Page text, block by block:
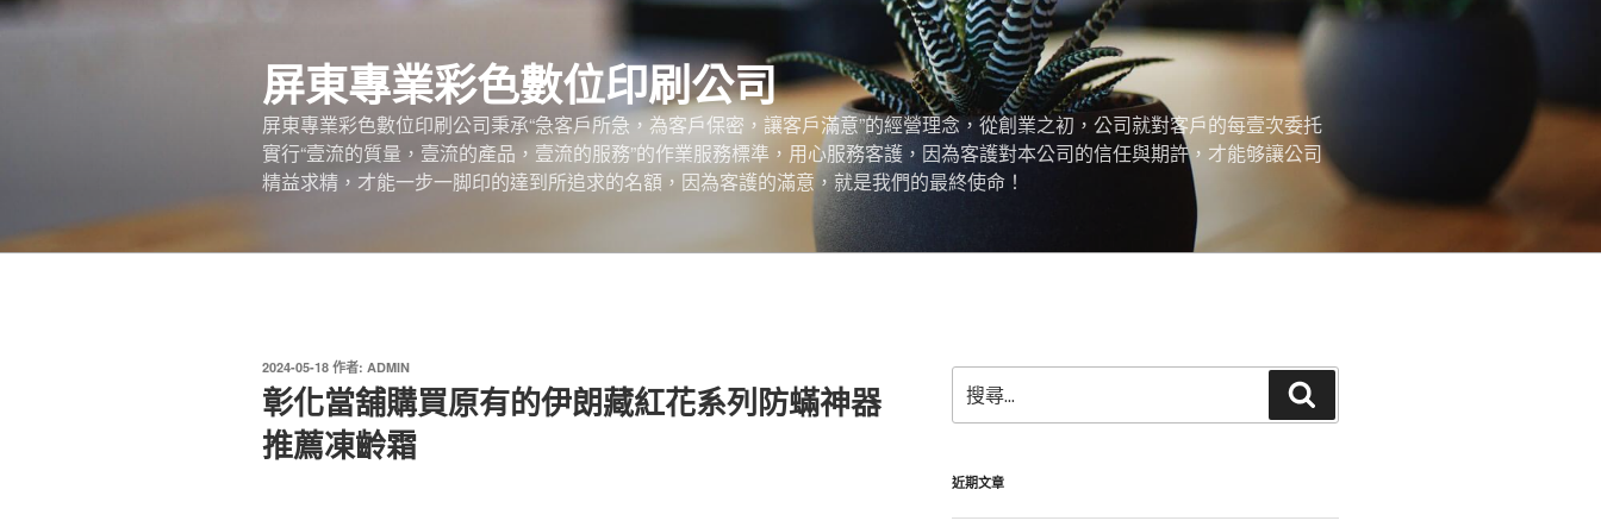
跳
屏東專業彩色數位印刷公司
屏東專業彩色數位印刷公司秉承“急客戶所急，為客戶保密，讓客戶滿意”的經營理念，從創業之初，公司就對客戶的每壹次委托
實行“壹流的質量，壹流的產品，壹流的服務”的作業服務標準，用心服務客護，因為客護對本公司的信任與期許，才能够讓公司
精益求精，才能一步一脚印的達到所追求的名額，因為客護的滿意，就是我們的最終使命！
發
佈
於
2024-05-18 作者: ADMIN
彰化當舖購買原有的伊朗藏紅花系列防蟎神器
推薦凍齡霜
尋
關
字:
尋
近期文章